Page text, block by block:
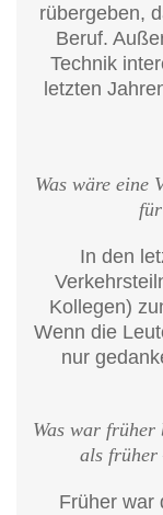
rübergeben,
Beruf.
Technik
letzten
Was wäre eine
In den
Kollegen)
Wenn die
nur
Was war früher
als früher
Früher war